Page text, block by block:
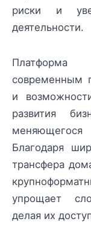
риски и
деятельности.
Платформа
современным
и
развития
Благодаря
трансфера
упрощает
делая их